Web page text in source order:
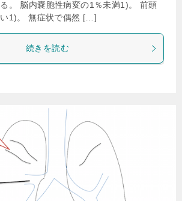
。 脳内嚢胞性病変の1％未満1)。 前頭
1)。 無症状で偶然 […]
続きを読む